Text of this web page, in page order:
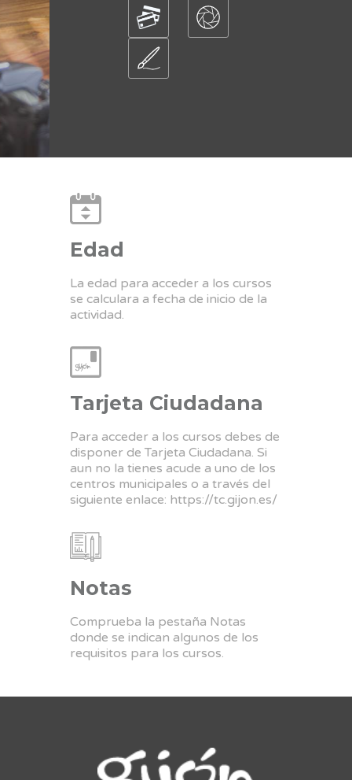
Edad
La edad para acceder a los cursos
se calculara a fecha de inicio de la
actividad.
Tarjeta Ciudadana
Para acceder a los cursos debes de
disponer de Tarjeta Ciudadana. Si
aun no la tienes acude a uno de los
centros municipales o a través del
siguiente enlace: https://tc.gijon.es/
Notas
Comprueba la pestaña Notas
donde se indican algunos de los
requisitos para los cursos.